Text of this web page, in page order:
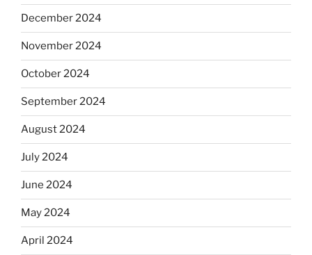
December 2024
November 2024
October 2024
September 2024
August 2024
July 2024
June 2024
May 2024
April 2024